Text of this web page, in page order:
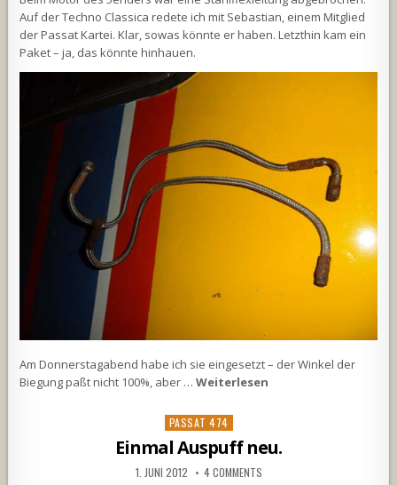
Auf der Techno Classica redete ich mit Sebastian, einem Mitglied
der Passat Kartei. Klar, sowas könnte er haben. Letzthin kam ein
Paket – ja, das könnte hinhauen.
Am Donnerstagabend habe ich sie eingesetzt – der Winkel der
Biegung paßt nicht 100%, aber …Weiterlesen
Posted
in
PASSAT 474
Einmal Auspuff neu.
1. JUNI 2012 4 COMMENTS